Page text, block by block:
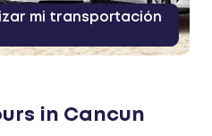
mi transportación
in Cancun